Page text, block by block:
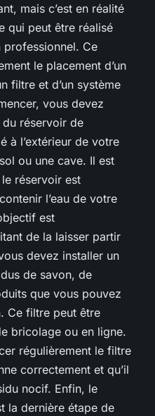
mais c’est en réalité
qui peut être réalisé
Ce
le placement d’un
filtre et d’un système
vous devez
du réservoir de
à l’extérieur de votre
ou une cave. Il est
le réservoir est
l’eau de votre
est
de la laisser partir
devez installer un
de savon, de
que vous pouvez
Ce filtre peut être
bricolage ou en ligne.
régulièrement le filtre
correctement et qu’il
nocif. Enfin, le
la dernière étape de